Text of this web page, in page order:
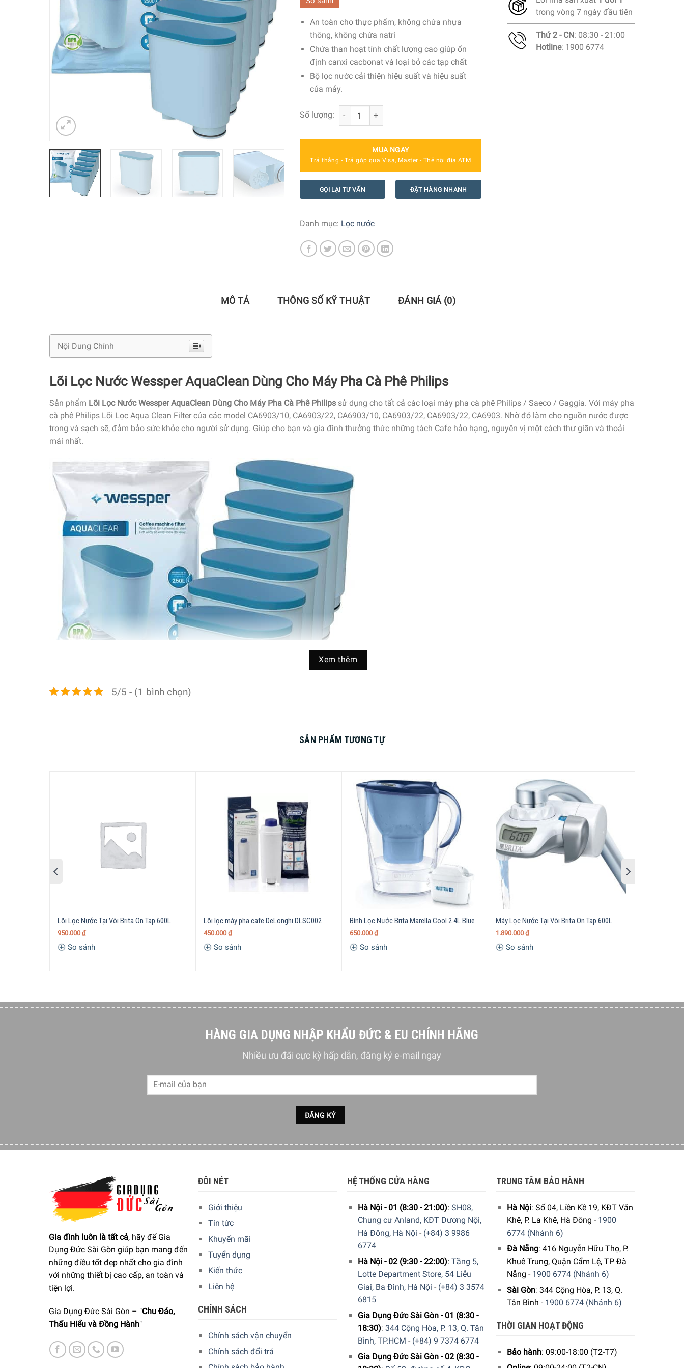
An toàn cho thực phẩm, không chứa nhựa
thông, không chứa natri
Chứa than hoạt tính chất lượng cao giúp ổn
định canxi cacbonat và loại bỏ các tạp chất
Bộ lọc nước cải thiện hiệu suất và hiệu suất
của máy.
Số lượng: Lõi lọc nước Wessper AquaClean dùng cho máy pha cafe Philips số lượng
MUA NGAY
Trả thẳng - Trả góp qua Visa, Master - Thẻ nội địa ATM
GỌI LẠI TƯ VẤN ĐẶT HÀNG NHANH
Danh mục: Lọc nước
trong vòng 7 ngày đầu tiên
Thứ 2 - CN: 08:30 - 21:00
Hotline: 1900 6774
MÔ TẢ THÔNG SỐ KỸ THUẬT ĐÁNH GIÁ (0)
Nội Dung Chính
Lõi Lọc Nước Wessper AquaClean Dùng Cho Máy Pha Cà Phê Philips
Sản phẩm Lõi Lọc Nước Wessper AquaClean Dùng Cho Máy Pha Cà Phê Philips sử dụng cho tất cả các loại máy pha cà phê Philips / Saeco / Gaggia. Với máy pha
cà phê Philips Lõi Lọc Aqua Clean Filter của các model CA6903/10, CA6903/22, CA6903/10, CA6903/22, CA6903/22, CA6903. Nhờ đó làm cho nguồn nước được
trong và sạch sẽ, đảm bảo sức khỏe cho người sử dụng. Giúp cho bạn và gia đình thưởng thức những tách Cafe hảo hạng, nguyên vị một cách thư giãn và thoải
mái nhất.
an toàn cho thực phẩm, không chứa nhựa thông, không chứa natri, giảm cặn vôi, làm mềm nước, tuyệt đối an toàn cho sức
khỏe. Bộ lọc nước giúp loại bỏ những hạt bụi nhỏ nhất, ngăn ngừa ô nhiễm xâm nhập vào máy pha cà phê và kéo dài tuổi thọ cho máy pha cà phê của bạn.
Xem thêm
5/5 - (1 bình chọn)
SẢN PHẨM TƯƠNG TỰ
Lõi Lọc Nước Tại Vòi Brita On Tap 600L
950.000 ₫
So sánh
Lõi lọc máy pha cafe DeLonghi DLSC002
450.000 ₫
So sánh
Bình Lọc Nước Brita Marella Cool 2.4L Blue
650.000 ₫
So sánh
Máy Lọc Nước Tại Vòi Brita On Tap 600L
1.890.000 ₫
So sánh
HÀNG GIA DỤNG NHẬP KHẨU ĐỨC & EU CHÍNH HÃNG
Nhiều ưu đãi cực kỳ hấp dẫn, đăng ký e-mail ngay
Gia đình luôn là tất cả, hãy để Gia
Dụng Đức Sài Gòn giúp bạn mang đến
những điều tốt đẹp nhất cho gia đình
với những thiết bị cao cấp, an toàn và
tiện lợi.
Gia Dụng Đức Sài Gòn – "Chu Đáo,
Thấu Hiểu và Đồng Hành"
ĐÔI NÉT
Giới thiệu
Tin tức
Khuyến mãi
Tuyển dụng
Kiến thức
Liên hệ
CHÍNH SÁCH
Chính sách vận chuyển
Chính sách đổi trả
HỆ THỐNG CỬA HÀNG
Hà Nội - 01 (8:30 - 21:00): SH08,
Chung cư Anland, KĐT Dương Nội,
Hà Đông, Hà Nội - (+84) 3 9986
6774
Hà Nội - 02 (9:30 - 22:00): Tầng 5,
Lotte Department Store, 54 Liễu
Giai, Ba Đình, Hà Nội - (+84) 3 3574
6815
Gia Dụng Đức Sài Gòn - 01 (8:30 -
18:30): 344 Cộng Hòa, P. 13, Q. Tân
Bình, TP.HCM - (+84) 9 7374 6774
Gia Dụng Đức Sài Gòn - 02 (8:30 -
TRUNG TÂM BẢO HÀNH
Hà Nội: Số 04, Liền Kề 19, KĐT Văn
Khê, P. La Khê, Hà Đông - 1900
6774 (Nhánh 6)
Đà Nẵng: 416 Nguyễn Hữu Thọ, P.
Khuê Trung, Quận Cẩm Lệ, TP Đà
Nẵng - 1900 6774 (Nhánh 6)
Sài Gòn: 344 Cộng Hòa, P. 13, Q.
Tân Bình - 1900 6774 (Nhánh 6)
THỜI GIAN HOẠT ĐỘNG
Bảo hành: 09:00-18:00 (T2-T7)